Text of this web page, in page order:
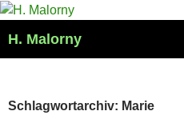
Zum
springen
H. Malorny
Schlagwortarchiv: Marie